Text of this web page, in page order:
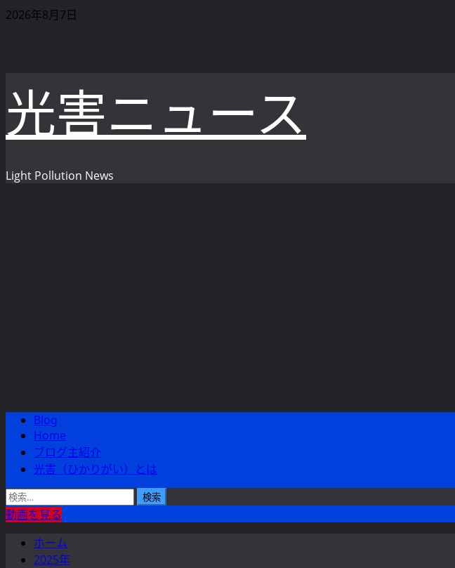
内
ッ
プ
2026年8月7日
光害ニュース
Light Pollution News
ニ
ュ
ー
Blog
Home
ブログ主紹介
光害（ひかりがい）とは
検
索:
動画を見る
ホーム
2025年